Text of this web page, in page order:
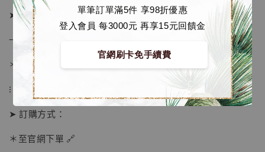
單筆訂單滿5件 享98折優惠
登入會員 每3000元 再享15元回饋金
官網刷卡免手續費
【店內現貨】海賊王 系列蒐藏雕像 布魯克達
摩 [7STARS Studio]
➤ 預計發貨日：工作室結單後約3個月 (僅供參考)
→ 若有提前或延後則以廠商實際發貨時間為準
＊ 若有時間考量, 請至官網現貨區選購
⁝
➤ 訂購方式：
＊至官網下單 🔗